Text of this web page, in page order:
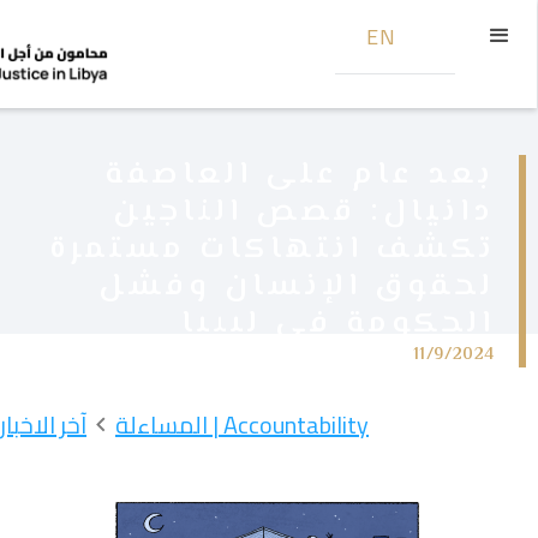
EN
11/9/2024
آخر الاخبار Accountability | المساءلة